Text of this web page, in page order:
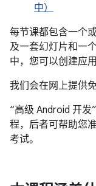
中）
每节课都包含一个
及一套幻灯片和一
中，您可以创建应
我们会在网上提供
“高级 Android 开发
程，后者可帮助您
考试。